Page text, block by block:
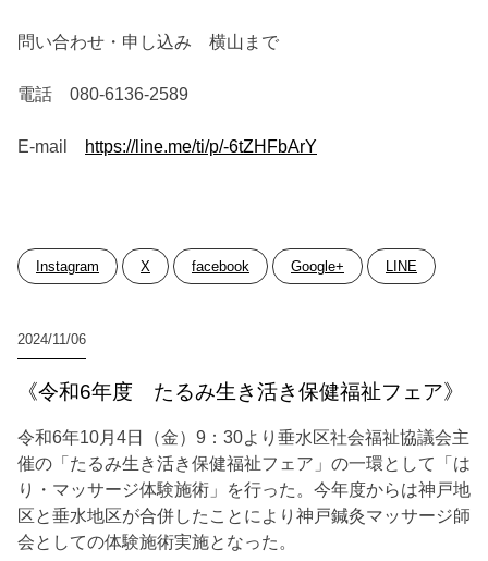
問い合わせ・申し込み 横山まで
電話 080-6136-2589
E-mail https://line.me/ti/p/-6tZHFbArY
Instagram X facebook Google+ LINE
2024/11/06
《令和6年度 たるみ生き活き保健福祉フェア》
令和6年10月4日（金）9：30より垂水区社会福祉協議会主
催の「たるみ生き活き保健福祉フェア」の一環として「は
り・マッサージ体験施術」を行った。今年度からは神戸地
区と垂水地区が合併したことにより神戸鍼灸マッサージ師
会としての体験施術実施となった。